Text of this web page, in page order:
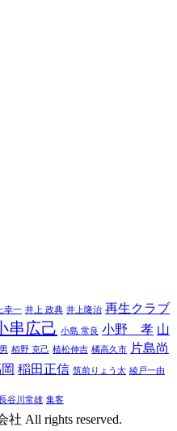
幸一 井上 政典 井上隆治 再生クラブ
串広己 小島 常良 小野 孝 山
栢野 克己 植松伸吉 橘高久市 片島尚
稲田正信 筑前りょう太 綾戸一由
谷川常雄 集客
社 All rights reserved.